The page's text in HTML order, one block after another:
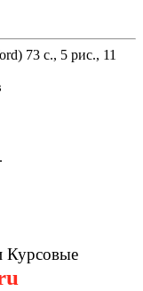
73 с., 5 рис., 11
Курсовые